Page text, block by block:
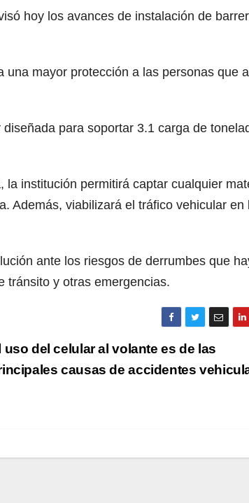
hoy los avances de instalación de
mayor protección a las personas que a
para soportar 3.1 carga de
institución permitirá captar cualquier
Además, viabilizará el tráfico vehicular en
ante los riesgos de derrumbes que
tránsito y otras emergencias.
uso del celular al volante es de las
causas de accidentes